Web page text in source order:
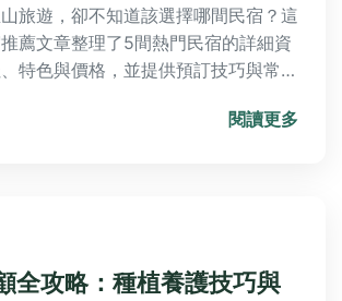
旅遊，卻不知道該選擇哪間民宿？這
薦文章整理了5間熱門民宿的詳細資
特色與價格，並提供預訂技巧與常見
閱讀更多
全攻略：種植養護技巧與